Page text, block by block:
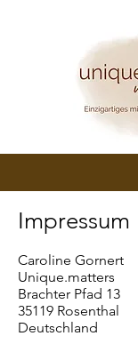
Impressum
Caroline Gornert
Unique.matters
Brachter Pfad 13
35119 Rosenthal
Deutschland